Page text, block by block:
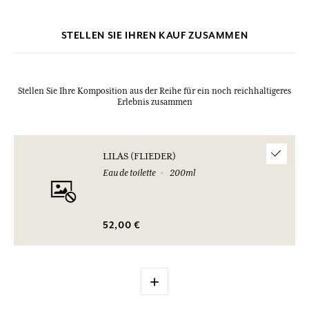
STELLEN SIE IHREN KAUF ZUSAMMEN
Stellen Sie Ihre Komposition aus der Reihe für ein noch reichhaltigeres
Erlebnis zusammen
LILAS (FLIEDER)
Eau de toilette
200ml
52,00 €
+